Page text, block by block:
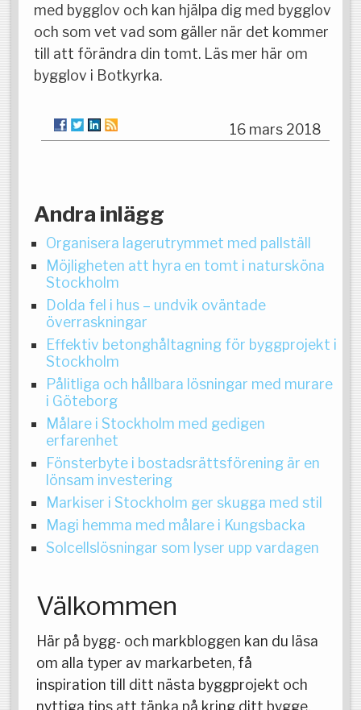
med bygglov och kan hjälpa dig med bygglov
och som vet vad som gäller när det kommer
till att förändra din tomt. Läs mer här om
bygglov i Botkyrka.
16 mars 2018
Andra inlägg
Organisera lagerutrymmet med pallställ
Möjligheten att hyra en tomt i natursköna
Stockholm
Dolda fel i hus – undvik oväntade
överraskningar
Effektiv betonghåltagning för byggprojekt i
Stockholm
Pålitliga och hållbara lösningar med murare
i Göteborg
Målare i Stockholm med gedigen
erfarenhet
Fönsterbyte i bostadsrättsförening är en
lönsam investering
Markiser i Stockholm ger skugga med stil
Magi hemma med målare i Kungsbacka
Solcellslösningar som lyser upp vardagen
Välkommen
Här på bygg- och markbloggen kan du läsa
om alla typer av markarbeten, få
inspiration till ditt nästa byggprojekt och